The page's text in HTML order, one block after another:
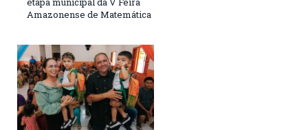
Amazonense de Matemática